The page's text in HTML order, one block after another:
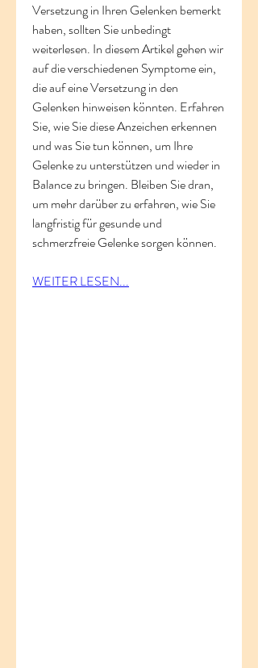
Versetzung in Ihren Gelenken bemerkt
haben, sollten Sie unbedingt
weiterlesen. In diesem Artikel gehen wir
auf die verschiedenen Symptome ein,
die auf eine Versetzung in den
Gelenken hinweisen könnten. Erfahren
Sie, wie Sie diese Anzeichen erkennen
und was Sie tun können, um Ihre
Gelenke zu unterstützen und wieder in
Balance zu bringen. Bleiben Sie dran,
um mehr darüber zu erfahren, wie Sie
langfristig für gesunde und
schmerzfreie Gelenke sorgen können.
WEITER LESEN...